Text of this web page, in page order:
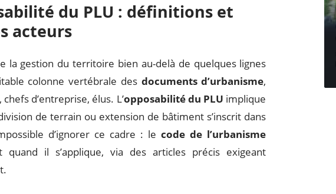
du PLU : définitions et
acteurs
la gestion du territoire bien au-delà de quelques lignes
colonne vertébrale des documents d’urbanisme,
d’entreprise, élus. L’opposabilité du PLU implique
de terrain ou extension de bâtiment s’inscrit dans
d’ignorer ce cadre : lecode de l’urbanisme
il s’applique, via des articles précis exigeant